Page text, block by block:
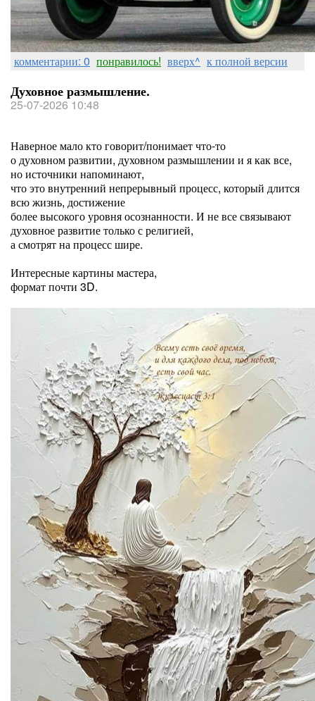
комментарии: 0 понравилось! вверх^ к полной версии
Духовное размышление.
25-07-2026 10:48
Наверное мало кто говорит/понимает что-то
о духовном развитии, духовном размышлении и я как все,
но источники напоминают,
что это внутренний непрерывный процесс, который длится
всю жизнь, достижение
более высокого уровня осознанности. И не все связывают
духовное развитие только с религией,
а смотрят на процесс шире.
Интересные картины мастера,
формат почти 3D.